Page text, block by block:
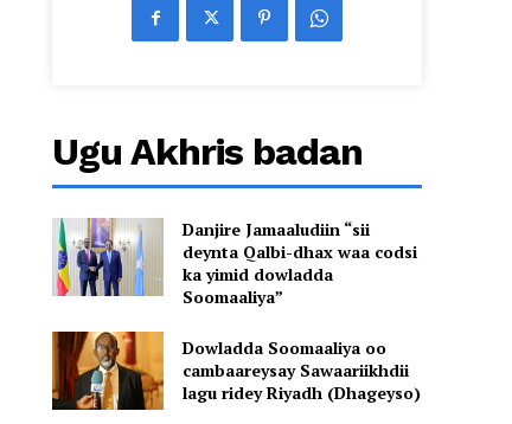
Ugu Akhris badan
Danjire Jamaaludiin “sii
deynta Qalbi-dhax waa codsi
ka yimid dowladda
Soomaaliya”
Dowladda Soomaaliya oo
cambaareysay Sawaariikhdii
lagu ridey Riyadh (Dhageyso)